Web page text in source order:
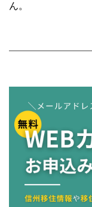
ん。